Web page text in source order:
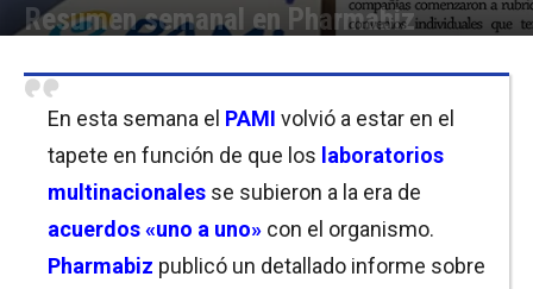
Resumen semanal en Pharmabiz
En esta semana el PAMI volvió a estar en el
tapete en función de que los laboratorios
multinacionales se subieron a la era de
acuerdos «uno a uno» con el organismo.
Pharmabiz publicó un detallado informe sobre